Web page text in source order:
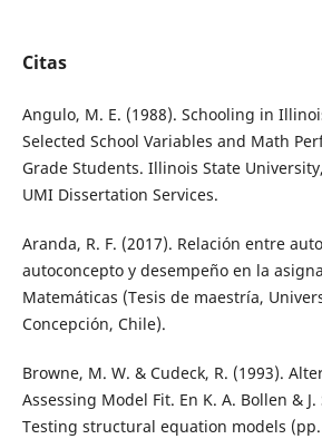
Citas
Angulo, M. E. (1988). Schooling in
Selected School Variables and Math
Grade Students. Illinois State
UMI Dissertation Services.
Aranda, R. F. (2017). Relación entre
autoconcepto y desempeño en la
Matemáticas (Tesis de maestría,
Concepción, Chile).
Browne, M. W. & Cudeck, R. (1993).
Assessing Model Fit. En K. A. Bollen & J.
Testing structural equation models